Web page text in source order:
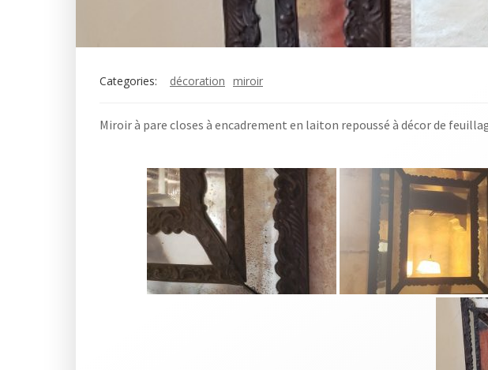
Categories: décoration miroir
Miroir à pare closes à encadrement en laiton repoussé à décor de